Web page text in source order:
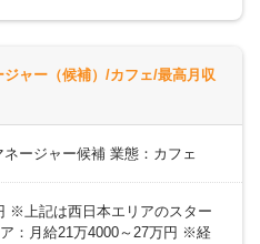
ジャー（候補）/カフェ/最高月収
ージャー候補 業態：カフェ
※上記は西日本エリアのスター
：月給21万4000～27万円 ※経